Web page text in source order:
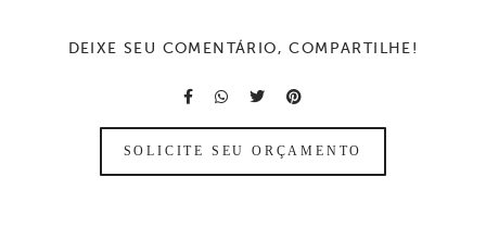
DEIXE SEU COMENTÁRIO, COMPARTILHE!
SOLICITE SEU ORÇAMENTO